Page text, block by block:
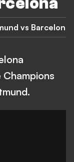
vs Barcelona